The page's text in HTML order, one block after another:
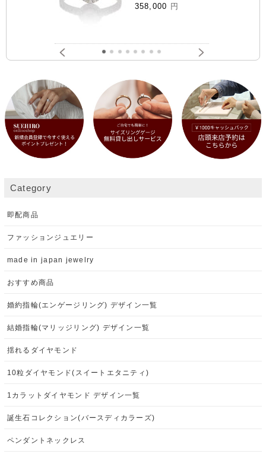
358,000 円
Category
即配商品
ファッションジュエリー
made in japan jewelry
おすすめ商品
婚約指輪(エンゲージリング) デザイン一覧
結婚指輪(マリッジリング) デザイン一覧
揺れるダイヤモンド
10粒ダイヤモンド(スイートエタニティ)
1カラットダイヤモンド デザイン一覧
誕生石コレクション(バースディカラーズ)
ペンダントネックレス